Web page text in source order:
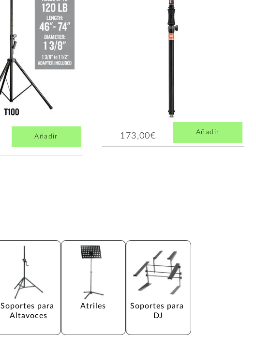
Añadir 173,00€ Añadir
Soportes para
Altavoces
Atriles
Soportes para
DJ